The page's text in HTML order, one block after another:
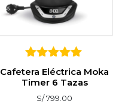
5
sobre 5
Cafetera Eléctrica Moka
Timer 6 Tazas
S/799.00